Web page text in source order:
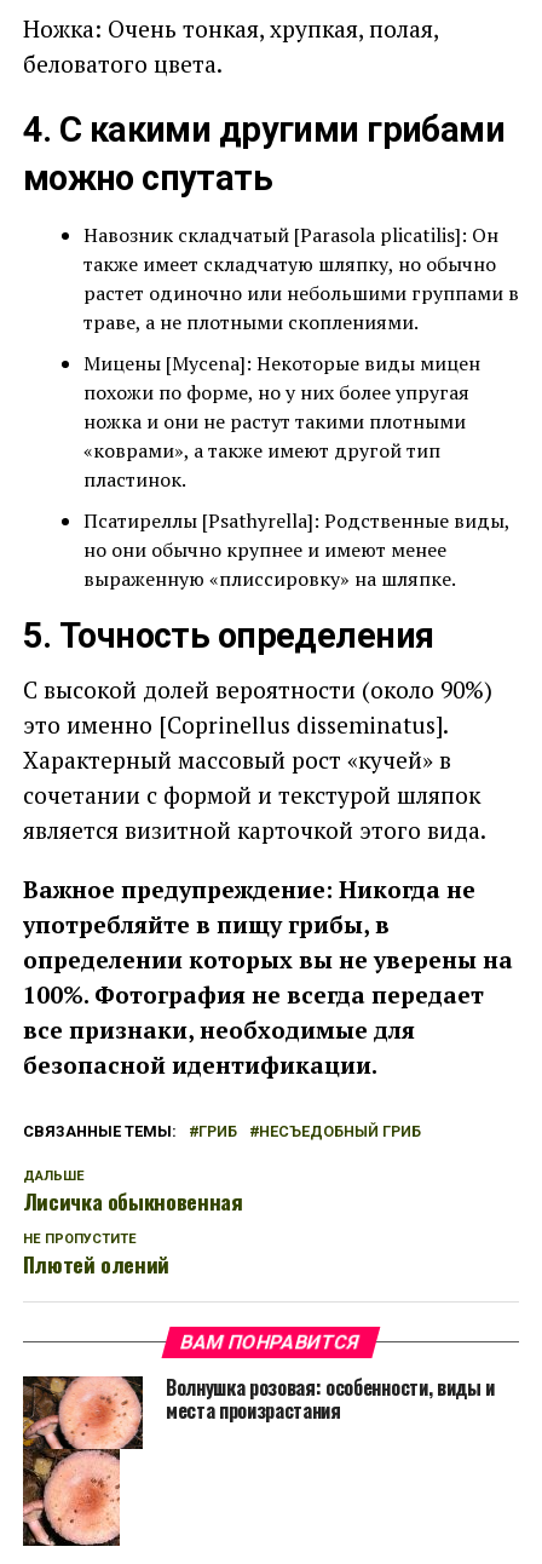
Ножка: Очень тонкая, хрупкая, полая,
беловатого цвета.
4. С какими другими грибами
можно спутать
Навозник складчатый [Parasola plicatilis]: Он
также имеет складчатую шляпку, но обычно
растет одиночно или небольшими группами в
траве, а не плотными скоплениями.
Мицены [Mycena]: Некоторые виды мицен
похожи по форме, но у них более упругая
ножка и они не растут такими плотными
«коврами», а также имеют другой тип
пластинок.
Псатиреллы [Psathyrella]: Родственные виды,
но они обычно крупнее и имеют менее
выраженную «плиссировку» на шляпке.
5. Точность определения
С высокой долей вероятности (около 90%)
это именно [Coprinellus disseminatus].
Характерный массовый рост «кучей» в
сочетании с формой и текстурой шляпок
является визитной карточкой этого вида.
Важное предупреждение: Никогда не
употребляйте в пищу грибы, в
определении которых вы не уверены на
100%. Фотография не всегда передает
все признаки, необходимые для
безопасной идентификации.
СВЯЗАННЫЕ ТЕМЫ: ГРИБ НЕСЪЕДОБНЫЙ ГРИБ
ДАЛЬШЕ
Лисичка обыкновенная
НЕ ПРОПУСТИТЕ
Плютей олений
ВАМ ПОНРАВИТСЯ
Волнушка розовая: особенности, виды и
места произрастания